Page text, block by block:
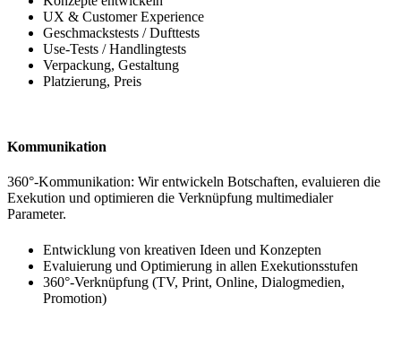
UX & Customer Experience
Geschmackstests / Dufttests
Use-Tests / Handlingtests
Verpackung, Gestaltung
Platzierung, Preis
Kommunikation
360°-Kommunikation: Wir entwickeln Botschaften, evaluieren die
Exekution und optimieren die Verknüpfung multimedialer
Parameter.
Entwicklung von kreativen Ideen und Konzepten
Evaluierung und Optimierung in allen Exekutionsstufen
360°-Verknüpfung (TV, Print, Online, Dialogmedien,
Promotion)